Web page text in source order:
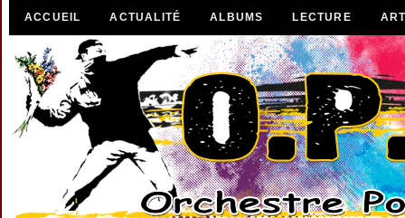
ACCUEIL ACTUALITÉ ALBUMS LECTURE